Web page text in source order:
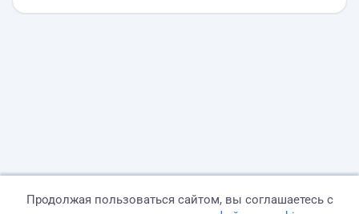
Продолжая пользоваться сайтом, вы соглашаетесь с